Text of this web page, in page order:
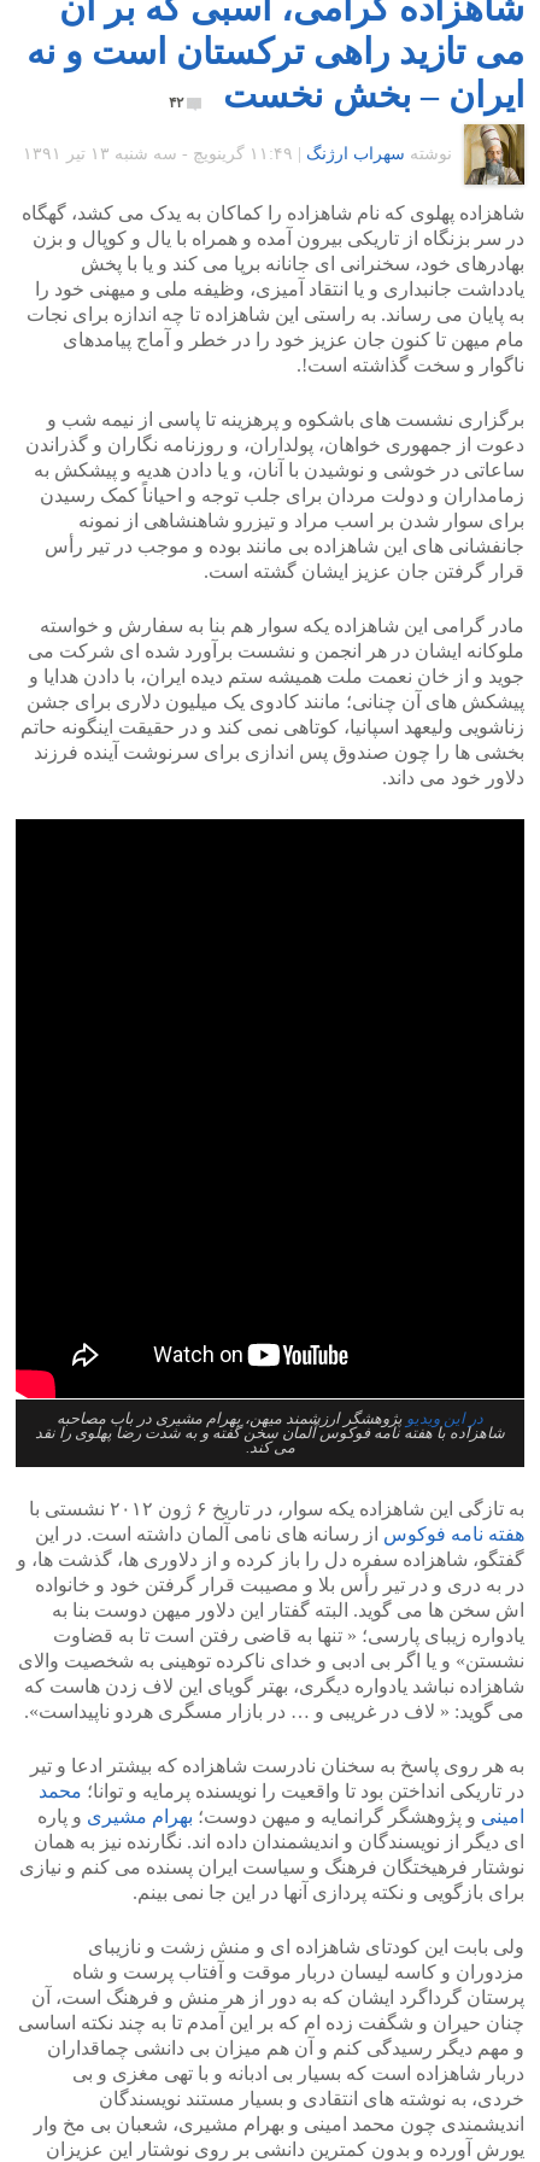
می تازید راهی ترکستان است و نه
ایران – بخش نخست
۴۲
نوشته سهراب ارژنگ ۱۱:۴۹ گرينويچ - سه شنبه ۱۳ تیر ۱۳۹۱
شاهزاده پهلوی که نام شاهزاده را کماکان به یدک می کشد، گهگاه
در سر بزنگاه از تاریکی بیرون آمده و همراه با یال و کوپال و بزن
بهادرهای خود، سخنرانی ای جانانه برپا می کند و یا با پخش
یادداشت جانبداری و یا انتقاد آمیزی، وظیفه ملی و میهنی خود را
به پایان می رساند. به راستی این شاهزاده تا چه اندازه برای نجات
مام میهن تا کنون جان عزیز خود را در خطر و آماج پیامدهای
ناگوار و سخت گذاشته است!.
برگزاری نشست های باشکوه و پرهزینه تا پاسی از نیمه شب و
دعوت از جمهوری خواهان، پولداران، و روزنامه نگاران و گذراندن
ساعاتی در خوشی و نوشیدن با آنان، و یا دادن هدیه و پیشکش به
زمامداران و دولت مردان برای جلب توجه و احیاناً کمک رسیدن
برای سوار شدن بر اسب مراد و تیزرو شاهنشاهی از نمونه
جانفشانی های این شاهزاده بی مانند بوده و موجب در تیر رأس
قرار گرفتن جان عزیز ایشان گشته است.
مادر گرامی این شاهزاده یکه سوار هم بنا به سفارش و خواسته
ملوکانه ایشان در هر انجمن و نشست برآورد شده ای شرکت می
جوید و از خان نعمت ملت همیشه ستم دیده ایران، با دادن هدایا و
پیشکش های آن چنانی؛ مانند کادوی یک میلیون دلاری برای جشن
زناشویی ولیعهد اسپانیا، کوتاهی نمی کند و در حقیقت اینگونه حاتم
بخشی ها را چون صندوق پس اندازی برای سرنوشت آینده فرزند
دلاور خود می داند.
در این ویدیو پژوهشگر ارزشمند میهن، بهرام مشیری در باب مصاحبه
شاهزاده با هفته نامه فوکوس آلمان سخن گفته و به شدت رضا پهلوی را نقد
می کند.
به تازگی این شاهزاده یکه سوار، در تاریخ ۶ ژون ۲۰۱۲ نشستی با
هفته نامه فوکوس از رسانه های نامی آلمان داشته است. در این
گفتگو، شاهزاده سفره دل را باز کرده و از دلاوری ها، گذشت ها، و
در به دری و در تیر رأس بلا و مصیبت قرار گرفتن خود و خانواده
اش سخن ها می گوید. البته گفتار این دلاور میهن دوست بنا به
یادواره زیبای پارسی؛ « تنها به قاضی رفتن است تا به قضاوت
نشستن» و یا اگر بی ادبی و خدای ناکرده توهینی به شخصیت والای
شاهزاده نباشد یادواره دیگری، بهتر گویای این لاف زدن هاست که
می گوید: « لاف در غریبی و … در بازار مسگری هردو ناپیداست».
به هر روی پاسخ به سخنان نادرست شاهزاده که بیشتر ادعا و تیر
در تاریکی انداختن بود تا واقعیت را نویسنده پرمایه و توانا؛ محمد
امینی و پژوهشگر گرانمایه و میهن دوست؛ بهرام مشیری و پاره
ای دیگر از نویسندگان و اندیشمندان داده اند. نگارنده نیز به همان
نوشتار فرهیختگان فرهنگ و سیاست ایران پسنده می کنم و نیازی
برای بازگویی و نکته پردازی آنها در این جا نمی بینم.
ولی بابت این کودتای شاهزاده ای و منش زشت و نازیبای
مزدوران و کاسه لیسان دربار موقت و آفتاب پرست و شاه
پرستان گرداگرد ایشان که به دور از هر منش و فرهنگ است، آن
چنان حیران و شگفت زده ام که بر این آمدم تا به چند نکته اساسی
و مهم دیگر رسیدگی کنم و آن هم میزان بی دانشی چماقداران
دربار شاهزاده است که بسیار بی ادبانه و با تهی مغزی و بی
خردی، به نوشته های انتقادی و بسیار مستند نویسندگان
اندیشمندی چون محمد امینی و بهرام مشیری، شعبان بی مخ وار
یورش آورده و بدون کمترین دانشی بر روی نوشتار این عزیزان